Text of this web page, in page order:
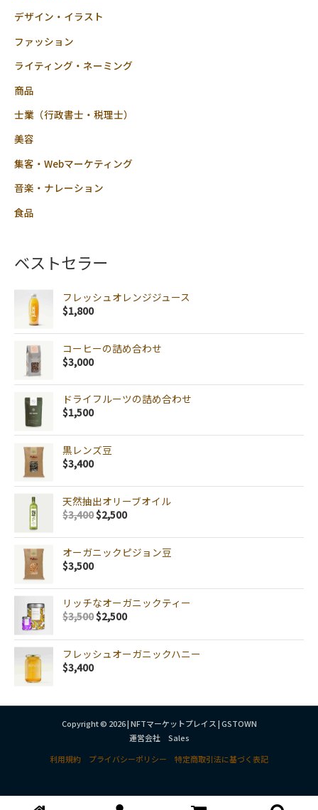
デザイン・イラスト
ファッション
ライティング・ネーミング
商品
士業（行政書士・税理士）
美容
集客・Webマーケティング
音楽・ナレーション
食品
ベストセラー
フレッシュオレンジジュース
$1,800
コーヒーの詰め合わせ
$3,000
ドライフルーツの詰め合わせ
$1,500
黒レンズ豆
$3,400
天然抽出オリーブオイル
$3,400$2,500
オーガニックピジョン豆
$3,500
リッチなオーガニックティー
$3,500$2,500
フレッシュオーガニックハニー
$3,400
Copyright © 2026 | NFTマーケットプレイス | GSTOWN
運営会社 Sales
利用規約
プライバシーポリシー 特定商取引法に基づく表記